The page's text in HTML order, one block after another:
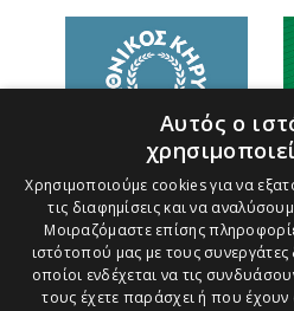
Αυτός ο
Χρησιμοποιούμε cookies για να
τις διαφημίσεις και να
Μοιραζόμαστε επίσης
ιστότοπού μας με τους συνεργάτες
οποίοι ενδέχεται να τις
τους έχετε παράσχει ή που